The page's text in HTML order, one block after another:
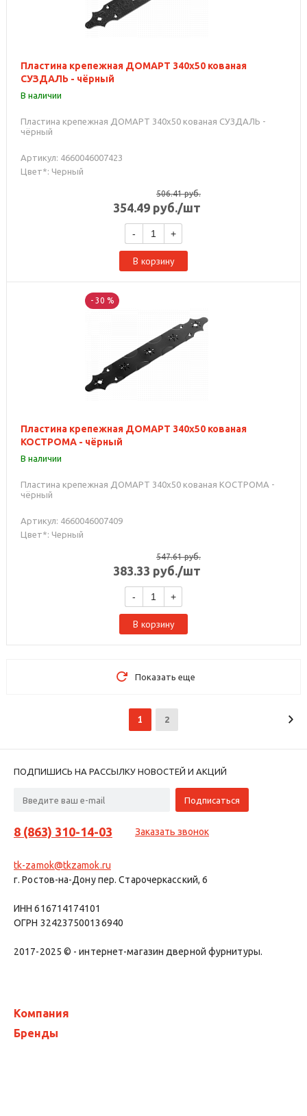
Пластина крепежная ДОМАРТ 340х50 кованая
СУЗДАЛЬ - чёрный
В наличии
Пластина крепежная ДОМАРТ 340х50 кованая СУЗДАЛЬ -
чёрный
Артикул: 4660046007423
Цвет*: Черный
506.41руб.
354.49 руб./шт
- +
В корзину
- 30 %
Пластина крепежная ДОМАРТ 340х50 кованая
КОСТРОМА - чёрный
В наличии
Пластина крепежная ДОМАРТ 340х50 кованая КОСТРОМА -
чёрный
Артикул: 4660046007409
Цвет*: Черный
547.61руб.
383.33 руб./шт
- +
В корзину
Показать еще
1 2
ПОДПИШИСЬ НА РАССЫЛКУ НОВОСТЕЙ И АКЦИЙ
8 (863) 310-14-03 Заказать звонок
tk-zamok@tkzamok.ru
г. Ростов-на-Дону пер. Старочеркасский, 6
ИНН 616714174101
ОГРН 324237500136940
2017-2025 © - интернет-магазин дверной фурнитуры.
Компания
Бренды